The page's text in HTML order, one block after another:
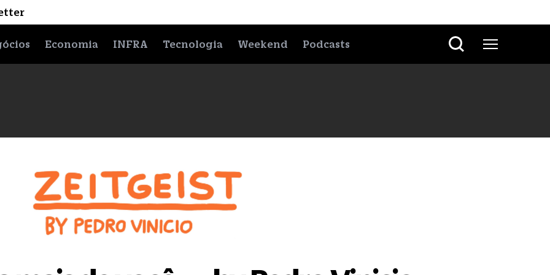
Economia INFRA Tecnologia Weekend Podcasts